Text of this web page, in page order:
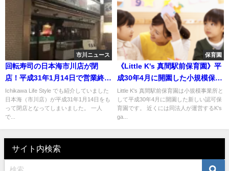
市川ニュース
回転寿司の日本海市川店が閉
店！平成31年1月14日で営業終了
しています。
Ichikawa Life Style でも紹介していました
日本海（市川店）が平成31年1月14日をも
って閉店となってしまいました。 一人
で...
保育園
《Little K's 真間駅前保育園》平
成30年4月に開園した小規模保育
事業所！市川市。
Little K's 真間駅前保育園は小規模事業所と
して平成30年4月に開園した新しい認可保
育園です。 近くには同法人が運営するK's
ga...
サイト内検索